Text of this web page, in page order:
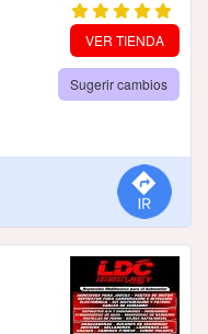
VER TIENDA
Sugerir cambios